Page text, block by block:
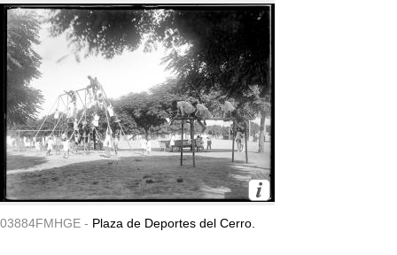
03884FMHGE - Plaza de Deportes del Cerro.